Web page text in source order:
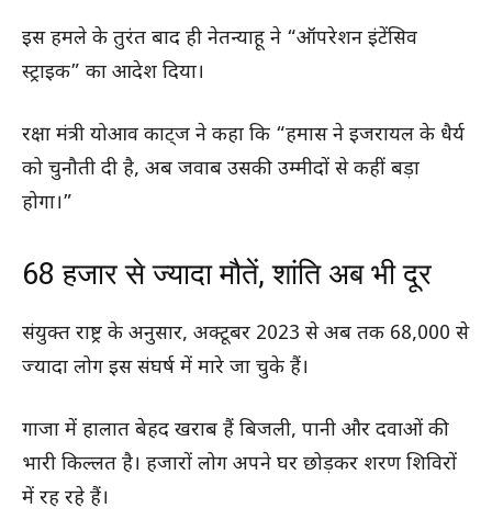
इस हमले के तुरंत बाद ही नेतन्याहू ने “ऑपरेशन इंटेंसिव
स्ट्राइक” का आदेश दिया।
रक्षा मंत्री योआव काट्ज ने कहा कि “हमास ने इजरायल के धैर्य
को चुनौती दी है, अब जवाब उसकी उम्मीदों से कहीं बड़ा
होगा।”
68 हजार से ज्यादा मौतें, शांति अब भी दूर
संयुक्त राष्ट्र के अनुसार, अक्टूबर 2023 से अब तक 68,000 से
ज्यादा लोग इस संघर्ष में मारे जा चुके हैं।
गाजा में हालात बेहद खराब हैं बिजली, पानी और दवाओं की
भारी किल्लत है। हजारों लोग अपने घर छोड़कर शरण शिविरों
में रह रहे हैं।